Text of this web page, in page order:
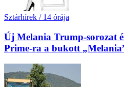
Sztárhírek / 14 órája
Új Melania Trump-sorozat
Prime-ra a bukott